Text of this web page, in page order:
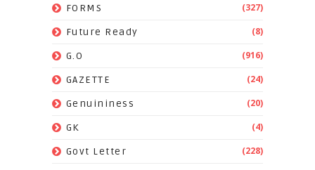
FORMS (327)
Future Ready (8)
G.O (916)
GAZETTE (24)
Genuininess (20)
GK (4)
Govt Letter (228)